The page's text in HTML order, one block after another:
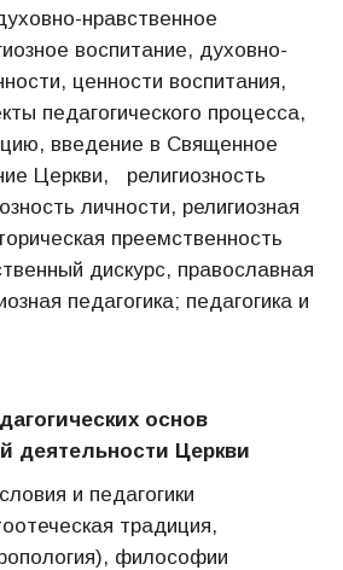
нравственное
воспитание, духовно-
ценности воспитания,
педагогического процесса,
введение в Священное
Церкви, религиозность
личности, религиозная
преемственность
дискурс, православная
педагогика; педагогика и
основ
деятельности Церкви
и педагогики
традиция,
философии